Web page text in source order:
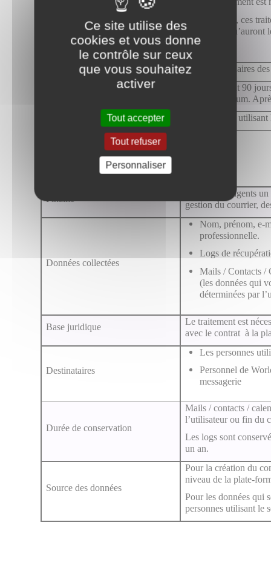
Base juridique
En 2022, ces
légale
Destinataires Les gestionnaires
Actuellement 90
ligne maximum.
Source des données
La personne
Finalité
Fournir aux agents
gestion du courrier,
Données collectées
Nom, prénom, e-
professionnelle.
Logs de
Mails / Contacts /
(les données qui
déterminées par
Base juridique
Le traitement est
avec le contrat à la
Destinataires
Les personnes
Personnel de
messagerie
Durée de conservation
Mails / contacts /
l’utilisateur ou fin du
Les logs sont
un an.
Source des données
Pour la création du
niveau de la plate-
Pour les données qui
personnes utilisant le
Ce site utilise des
cookies et vous donne
le contrôle sur ceux
que vous souhaitez
activer
Tout accepter
Tout refuser
Personnaliser